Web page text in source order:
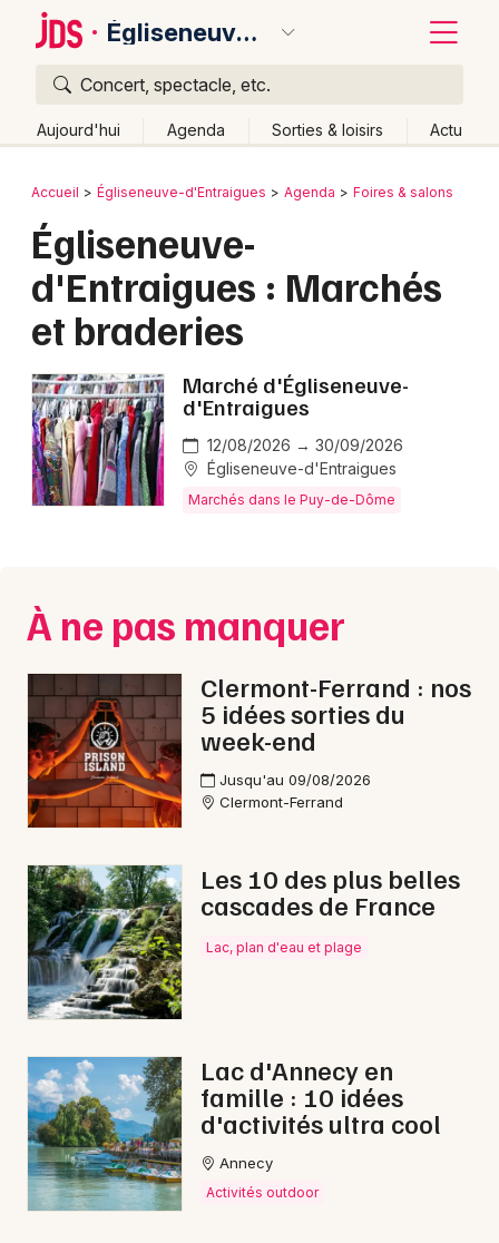
Égliseneuve-d'Entraigues
Concert, spectacle, etc.
Aujourd'hui Agenda Sorties & loisirs Actu
Publier un événement
Grands événements
Activité & Expérience
Manifestations
Foires & salons
Soirées
Sorties famille
Expos
Sorties & loisirs
Marchés en Auvergne
Marchés en Auvergne-Rhône-Alpes
Newsletter des sorties
Artistes en tournée
Actus dans le Puy-de-Dôme
Bordeaux
Colmar
Lille
Lyon
Marseille
Mulhouse
Montpellier
Paris
Strasbourg
Toulouse
Toutes les villes
Retour
Accueil Égliseneuve-d'Entraigues Agenda Foires & salons
Égliseneuve-
d'Entraigues : Marchés
et braderies
Marché d'Égliseneuve-
d'Entraigues
12/08/2026 → 30/09/2026
Égliseneuve-d'Entraigues
Marchés dans le Puy-de-Dôme
À ne pas manquer
Clermont-Ferrand : nos
5 idées sorties du
week-end
Jusqu'au 09/08/2026
Clermont-Ferrand
Les 10 des plus belles
cascades de France
Lac, plan d'eau et plage
Lac d'Annecy en
famille : 10 idées
d'activités ultra cool
Annecy
Activités outdoor
Quoi ?
Où ?
Égliseneuve-d'Entraigues et alentours
Puy-de-Dôme (63)
Auvergne
Changer de lieu
Quand ?